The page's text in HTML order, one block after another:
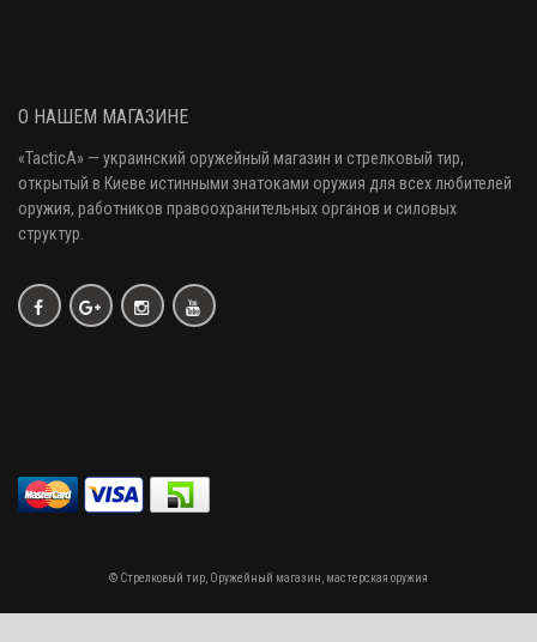
О НАШЕМ МАГАЗИНЕ
«TacticA» — украинский оружейный магазин и стрелковый тир,
открытый в Киеве истинными знатоками оружия для всех любителей
оружия, работников правоохранительных органов и силовых
структур.
© Стрелковый тир, Оружейный магазин, мастерская оружия